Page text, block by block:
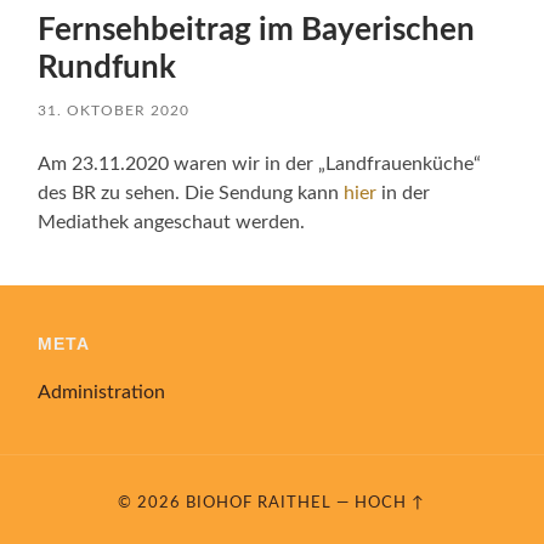
Fernsehbeitrag im Bayerischen
Rundfunk
31. OKTOBER 2020
Am 23.11.2020 waren wir in der „Landfrauenküche“
des BR zu sehen. Die Sendung kann hier in der
Mediathek angeschaut werden.
META
Administration
© 2026 BIOHOF RAITHEL — HOCH ↑